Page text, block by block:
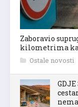
Zaboravio
kilometrima
Ostale novosti
nema